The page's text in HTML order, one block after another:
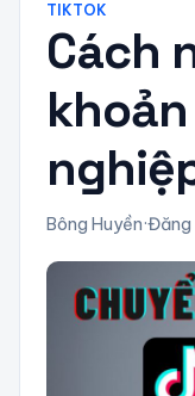
TIKTOK
Cách
Bông Huyền·Đăng